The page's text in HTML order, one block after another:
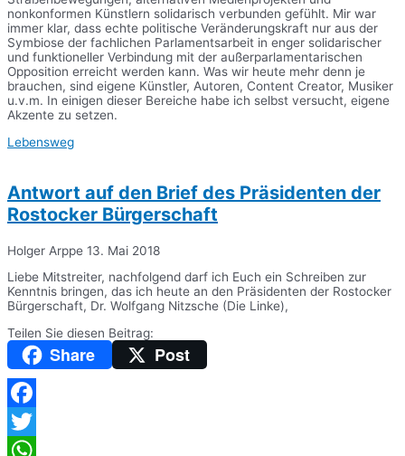
nonkonformen Künstlern solidarisch verbunden gefühlt. Mir war
immer klar, dass echte politische Veränderungskraft nur aus der
Symbiose der fachlichen Parlamentsarbeit in enger solidarischer
und funktioneller Verbindung mit der außerparlamentarischen
Opposition erreicht werden kann. Was wir heute mehr denn je
brauchen, sind eigene Künstler, Autoren, Content Creator, Musiker
u.v.m. In einigen dieser Bereiche habe ich selbst versucht, eigene
Akzente zu setzen.
Lebensweg
Antwort auf den Brief des Präsidenten der
Rostocker Bürgerschaft
Holger Arppe 13. Mai 2018
Liebe Mitstreiter, nachfolgend darf ich Euch ein Schreiben zur
Kenntnis bringen, das ich heute an den Präsidenten der Rostocker
Bürgerschaft, Dr. Wolfgang Nitzsche (Die Linke),
Teilen Sie diesen Beitrag:
Share Post
Facebook
Twitter